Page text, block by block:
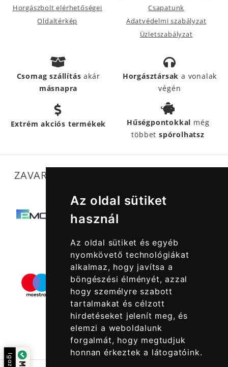
Az oldal sütiket
használ
Az oldal sütiket és egyéb
nyomkövető technológiákat
alkalmaz, hogy javítsa a
böngészési élményét, azzal
hogy személyre szabott
tartalmakat és célzott
hirdetéseket jelenít meg, és
elemzi a weboldalunk
forgalmát, hogy megtudjuk
honnan érkeztek a látogatóink.
Horgászbolt elérhetőségei
Oldaltérkép
Csapatunk
Adatvédelmi szabályzat
Üzletszabályzat
Csomag szállításakár
másnapra
Horgásztársak a vonalak
végén
Extrém akciós termékek Hűségpontokkal még
többetspórolhatsz
ZAVARTALAN MŰKÖDÉSÜNKET SEGÍTIK